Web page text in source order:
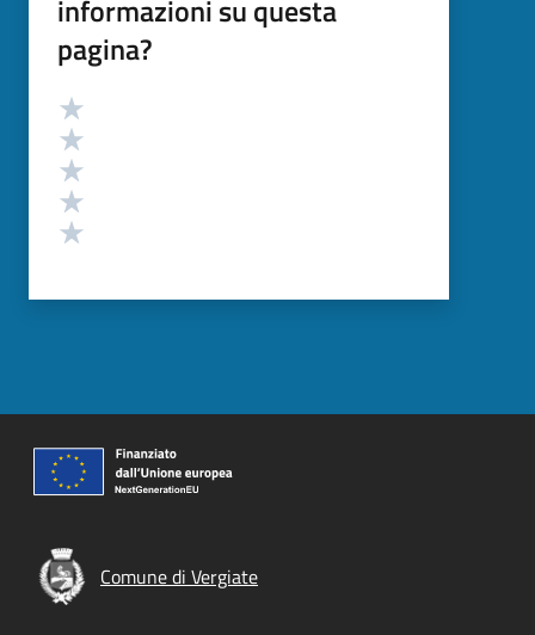
informazioni su questa
pagina?
Valutazione
Comune di Vergiate